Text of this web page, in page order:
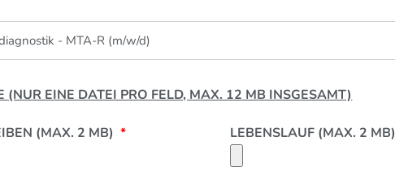
(NUR EINE DATEI PRO FELD, MAX. 12 MB INSGESAMT)
(MAX. 2 MB) LEBENSLAUF (MAX. 2 MB)